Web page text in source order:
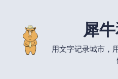
content
犀
用文字记录城市，